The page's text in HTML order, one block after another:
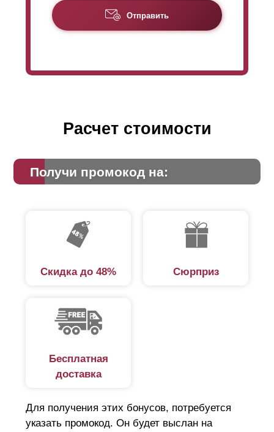
Отправить
Расчет стоимости
Получи промокод на:
Скидка до 48% Сюрприз
Бесплатная
доставка
Для получения этих бонусов, потребуется
указать промокод. Он будет выслан на